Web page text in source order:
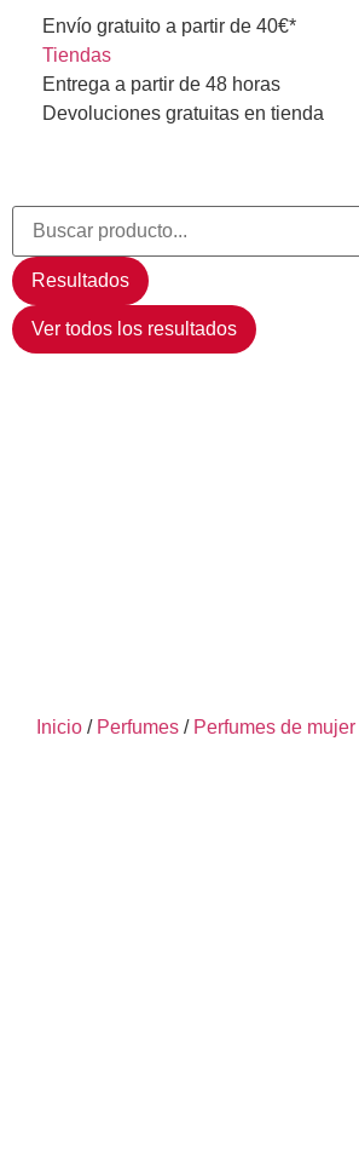
Envío gratuito a partir de 40€*
Tiendas
Entrega a partir de 48 horas
Devoluciones gratuitas en tienda
Resultados
Ver todos los resultados
Inicio / Perfumes / Perfumes de mujer